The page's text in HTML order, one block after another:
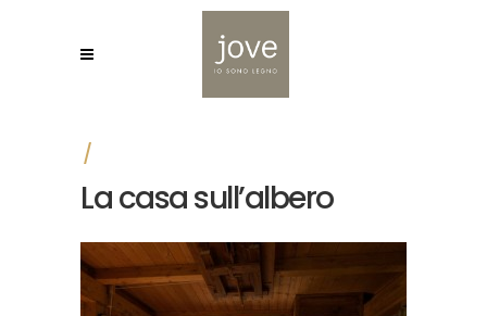
La casa sull’albero